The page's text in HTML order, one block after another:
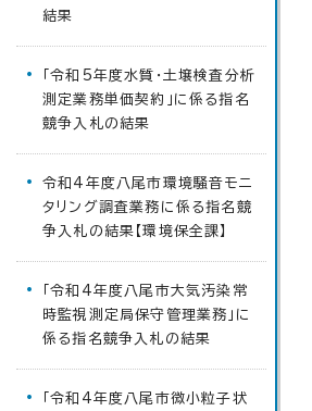
結果
「令和5年度水質・土壌検査分析
測定業務単価契約」に係る指名
競争入札の結果
令和4年度八尾市環境騒音モニ
タリング調査業務に係る指名競
争入札の結果【環境保全課】
「令和4年度八尾市大気汚染常
時監視測定局保守管理業務」に
係る指名競争入札の結果
「令和4年度八尾市微小粒子状